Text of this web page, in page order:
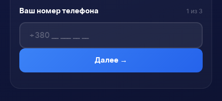
Ваш номер телефона 1 из 3
Далее →